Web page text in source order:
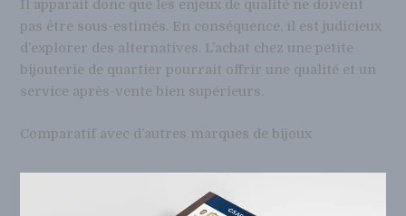
Il apparaît donc que les enjeux de qualité ne doivent
pas être sous-estimés. En conséquence, il est judicieux
d’explorer des alternatives. L’achat chez une petite
bijouterie de quartier pourrait offrir une qualité et un
service après-vente bien supérieurs.
Comparatif avec d’autres marques de bijoux